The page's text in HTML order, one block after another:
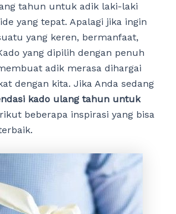
tahun untuk adik laki-laki
yang tepat. Apalagi jika ingin
yang keren, bermanfaat,
yang dipilih dengan penuh
adik merasa dihargai
dengan kita. Jika Anda sedang
kado ulang tahun untuk
beberapa inspirasi yang bisa